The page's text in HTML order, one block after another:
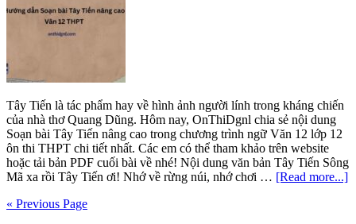
Tây Tiến là tác phẩm hay về hình ảnh người lính trong kháng chiến
của nhà thơ Quang Dũng. Hôm nay, OnThiDgnl chia sẻ nội dung
Soạn bài Tây Tiến nâng cao trong chương trình ngữ Văn 12 lớp 12
ôn thi THPT chi tiết nhất. Các em có thể tham khảo trên website
hoặc tải bản PDF cuối bài về nhé! Nội dung văn bản Tây Tiến Sông
Mã xa rồi Tây Tiến ơi! Nhớ về rừng núi, nhớ chơi … [Read more...]
« Previous Page